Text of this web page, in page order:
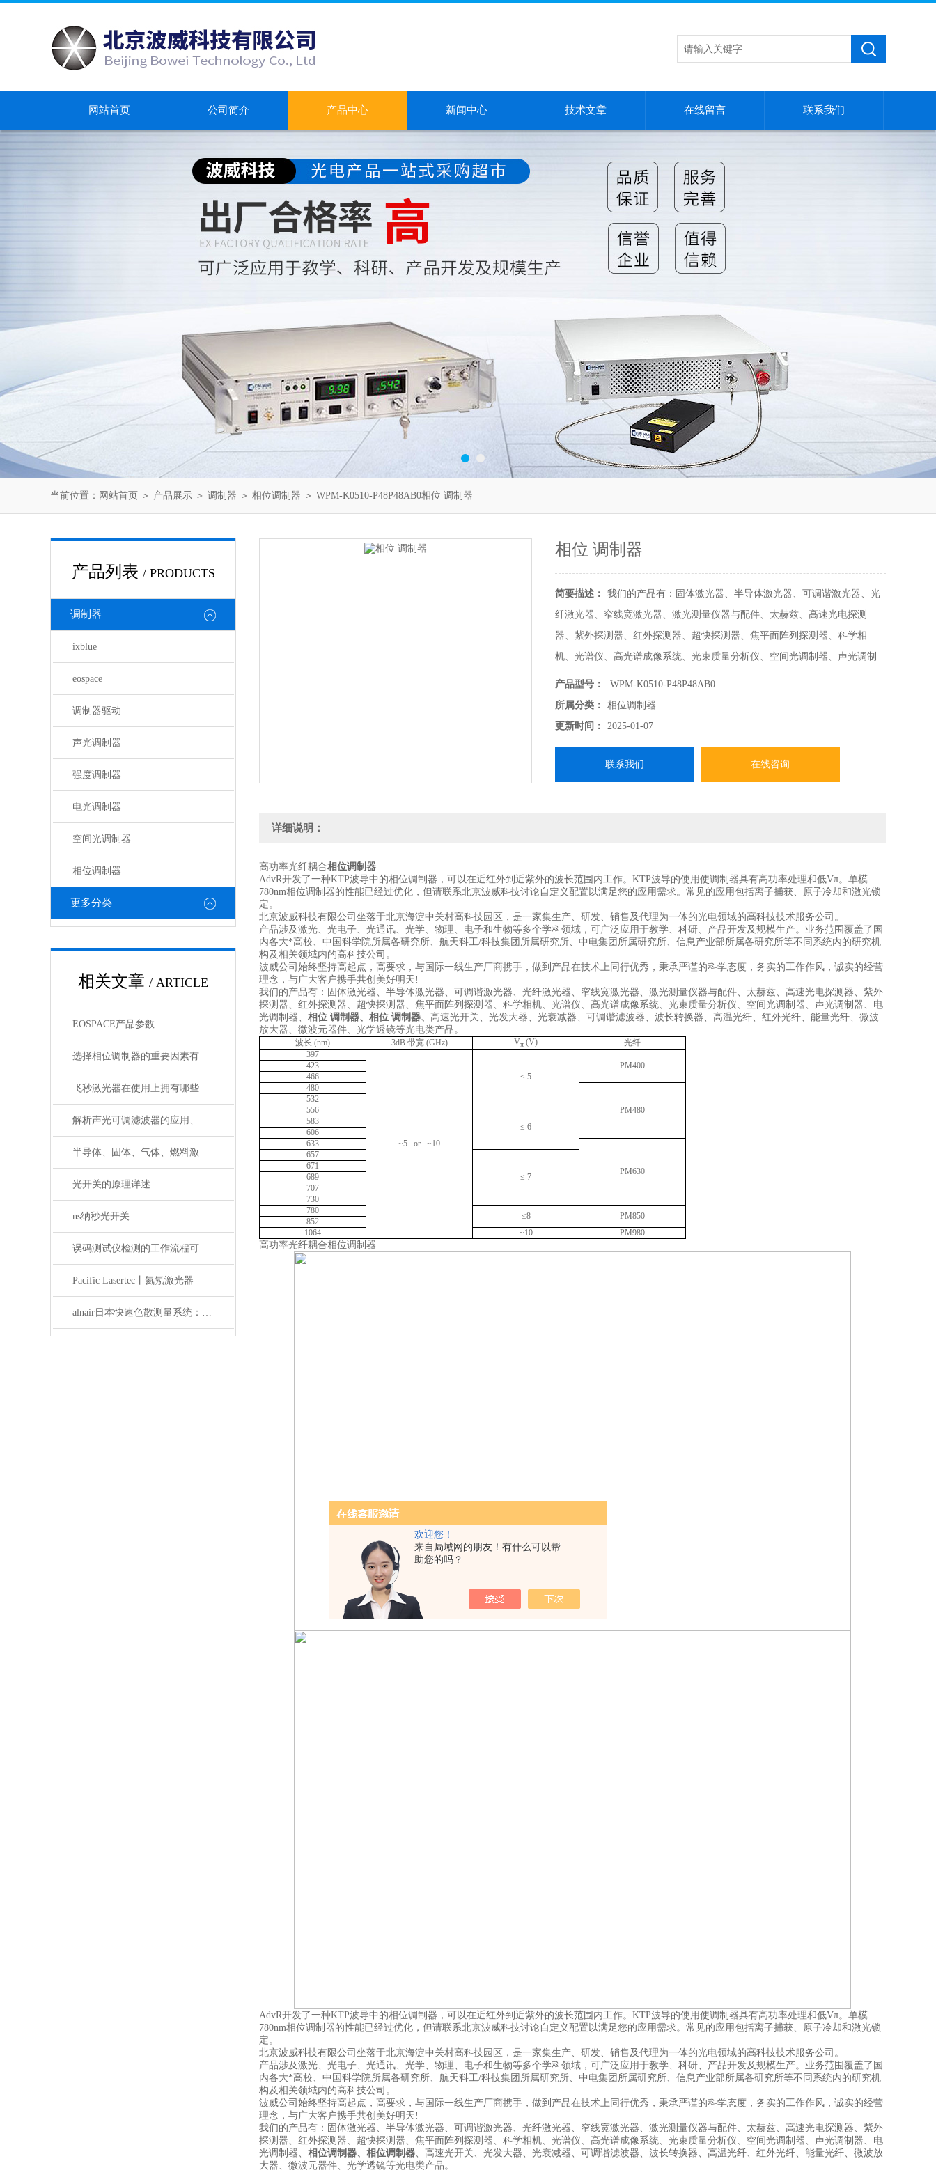
欢迎您！
来自局域网的朋友！有什么可以帮
助您的吗？
网站首页 公司简介 产品中心 新闻中心 技术文章 在线留言 联系我们
当前位置： 网站首页 ＞ 产品展示 ＞ 调制器 ＞ 相位调制器 ＞ WPM-K0510-P48P48AB0相位 调制器
产品列表 / PRODUCTS
调制器
ixblue
eospace
调制器驱动
声光调制器
强度调制器
电光调制器
空间光调制器
相位调制器
更多分类
相关文章 / ARTICLE
EOSPACE产品参数
选择相位调制器的重要因素有哪些？你清楚吗？
飞秒激光器在使用上拥有哪些特点？
解析声光可调滤波器的应用、原理以及使用特点
半导体、固体、气体、燃料激光器有哪些典型应用？
光开关的原理详述
ns纳秒光开关
误码测试仪检测的工作流程可概括为以下几个步骤
Pacific Lasertec丨氦氖激光器
alnair日本快速色散测量系统：精准捕捉光学世界的瞬息万变
相位 调制器
简要描述：
我们的产品有：固体激光器、半导体激光器、可调谐激光器、光
纤激光器、窄线宽激光器、激光测量仪器与配件、太赫兹、高速光电探测
器、紫外探测器、红外探测器、超快探测器、焦平面阵列探测器、科学相
机、光谱仪、高光谱成像系统、光束质量分析仪、空间光调制器、声光调制
器、相位 调制器、高速光开关、光发大器、光衰减器、可调谐滤波器、波长
转换器、高温光纤、红外光纤、能量光纤、微波放大器、微波元器件、光学
透镜等光电类产品
产品型号：
WPM-K0510-P48P48AB0
所属分类：
相位调制器
更新时间：
2025-01-07
联系我们 在线咨询
详细说明：
高功率光纤耦合相位调制器
AdvR开发了一种KTP波导中的相位调制器，可以在近红外到近紫外的波长范围内工作。KTP波导的使用使调制器具有高功率处理和低Vπ。单模
780nm相位调制器的性能已经过优化，但请联系北京波威科技讨论自定义配置以满足您的应用需求。常见的应用包括离子捕获、原子冷却和激光锁
定。
北京波威科技有限公司坐落于北京海淀中关村高科技园区，是一家集生产、研发、销售及代理为一体的光电领域的高科技技术服务公司。
产品涉及激光、光电子、光通讯、光学、物理、电子和生物等多个学科领域，可广泛应用于教学、科研、产品开发及规模生产。业务范围覆盖了国
内各大*高校、中国科学院所属各研究所、航天科工/科技集团所属研究所、中电集团所属研究所、信息产业部所属各研究所等不同系统内的研究机
构及相关领域内的高科技公司。
波威公司始终坚持高起点，高要求，与国际一线生产厂商携手，做到产品在技术上同行优秀，秉承严谨的科学态度，务实的工作作风，诚实的经营
理念，与广大客户携手共创美好明天!
我们的产品有：固体激光器、半导体激光器、可调谐激光器、光纤激光器、窄线宽激光器、激光测量仪器与配件、太赫兹、高速光电探测器、紫外
探测器、红外探测器、超快探测器、焦平面阵列探测器、科学相机、光谱仪、高光谱成像系统、光束质量分析仪、空间光调制器、声光调制器、电
光调制器、 相位 调制器、 相位 调制器、 高速光开关、光发大器、光衰减器、可调谐滤波器、波长转换器、高温光纤、红外光纤、能量光纤、微波
放大器、微波元器件、光学透镜等光电类产品。
波长 (nm) 3dB 带宽(GHz) Vπ (V)
光纤
397
~5 or ~10
≤ 5
PM400
423
466
480
PM480
532
556
≤ 6
583
606
633
PM630
657
≤ 7
671
689
707
730
780
≤8 PM850
852
1064
~10 PM980
高功率光纤耦合相位调制器
AdvR开发了一种KTP波导中的相位调制器，可以在近红外到近紫外的波长范围内工作。KTP波导的使用使调制器具有高功率处理和低Vπ。单模
780nm相位调制器的性能已经过优化，但请联系北京波威科技讨论自定义配置以满足您的应用需求。常见的应用包括离子捕获、原子冷却和激光锁
定。
北京波威科技有限公司坐落于北京海淀中关村高科技园区，是一家集生产、研发、销售及代理为一体的光电领域的高科技技术服务公司。
产品涉及激光、光电子、光通讯、光学、物理、电子和生物等多个学科领域，可广泛应用于教学、科研、产品开发及规模生产。业务范围覆盖了国
内各大*高校、中国科学院所属各研究所、航天科工/科技集团所属研究所、中电集团所属研究所、信息产业部所属各研究所等不同系统内的研究机
构及相关领域内的高科技公司。
波威公司始终坚持高起点，高要求，与国际一线生产厂商携手，做到产品在技术上同行优秀，秉承严谨的科学态度，务实的工作作风，诚实的经营
理念，与广大客户携手共创美好明天!
我们的产品有：固体激光器、半导体激光器、可调谐激光器、光纤激光器、窄线宽激光器、激光测量仪器与配件、太赫兹、高速光电探测器、紫外
探测器、红外探测器、超快探测器、焦平面阵列探测器、科学相机、光谱仪、高光谱成像系统、光束质量分析仪、空间光调制器、声光调制器、电
光调制器、 相位调制器、相位调制器、高速光开关、光发大器、光衰减器、可调谐滤波器、波长转换器、高温光纤、红外光纤、能量光纤、微波放
大器、微波元器件、光学透镜等光电类产品。